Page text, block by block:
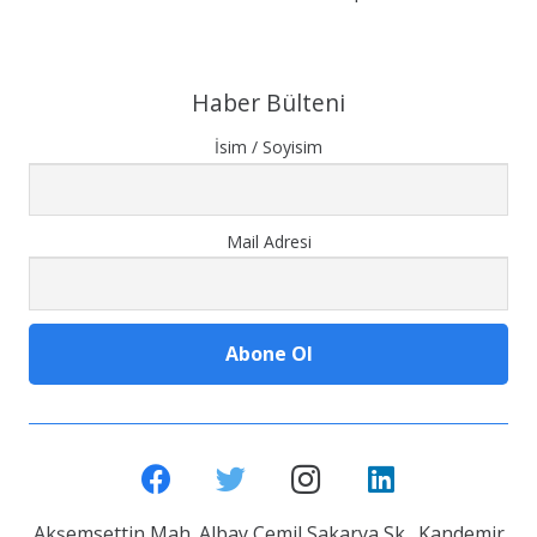
Haber Bülteni
İsim / Soyisim
Mail Adresi